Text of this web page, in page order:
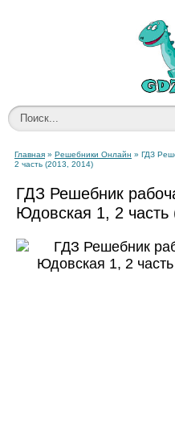
Главная » Решебники Онлайн » ГДЗ
2 часть (2013, 2014)
ГДЗ Решебник
Юдовская 1, 2